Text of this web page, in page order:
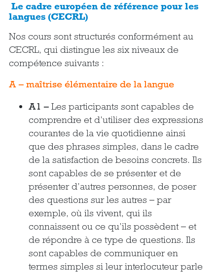
Le cadre européen de référence pour les
langues (CECRL)
Nos cours sont structurés conformément au
CECRL, qui distingue les six niveaux de
compétence suivants :
A – maîtrise élémentaire de la langue
A1 – Les participants sont capables de
comprendre et d’utiliser des expressions
courantes de la vie quotidienne ainsi
que des phrases simples, dans le cadre
de la satisfaction de besoins concrets. Ils
sont capables de se présenter et de
présenter d’autres personnes, de poser
des questions sur les autres – par
exemple, où ils vivent, qui ils
connaissent ou ce qu’ils possèdent – et
de répondre à ce type de questions. Ils
sont capables de communiquer en
termes simples si leur interlocuteur parle